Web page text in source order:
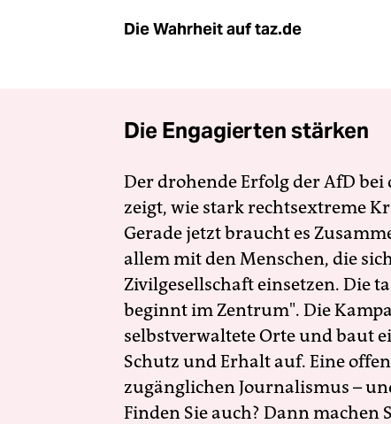
Die Wahrheit auf taz.de
Die Engagierten stärken
Der drohende Erfolg der AfD
zeigt, wie stark rechtsextreme
Gerade jetzt braucht es
allem mit den Menschen, die
Zivilgesellschaft einsetzen. Die
beginnt im Zentrum". Die
selbstverwaltete Orte und baut
Schutz und Erhalt auf. Eine
zugänglichen Journalismus –
Finden Sie auch? Dann